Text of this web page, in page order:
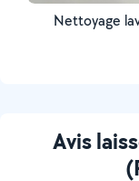
Nettoyage
Avis